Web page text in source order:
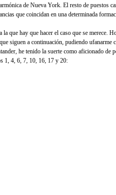
de Nueva York. El resto de puestos
que coincidan en una determinada
que hay que hacer el caso que se merece.
siguen a continuación, pudiendo ufanarme
he tenido la suerte como aficionado de
1, 4, 6, 7, 10, 16, 17 y 20: